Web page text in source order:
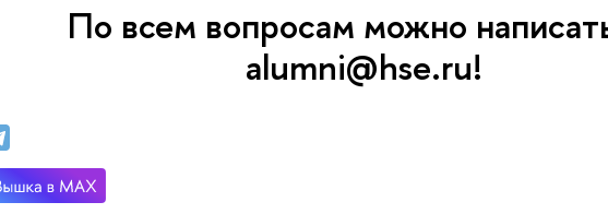
По всем вопросам можно
alumni@hse.ru!